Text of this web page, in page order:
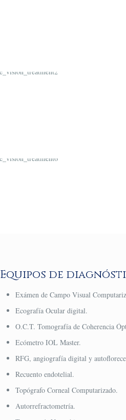
Equipos de
Exámen de Campo Visual
Ecografía Ocular digital.
O.C.T. Tomografía de Coherencia
Ecómetro IOL Master.
RFG, angiografía digital y
Recuento endotelial.
Topógrafo Corneal Computarizado.
Autorrefractometría.